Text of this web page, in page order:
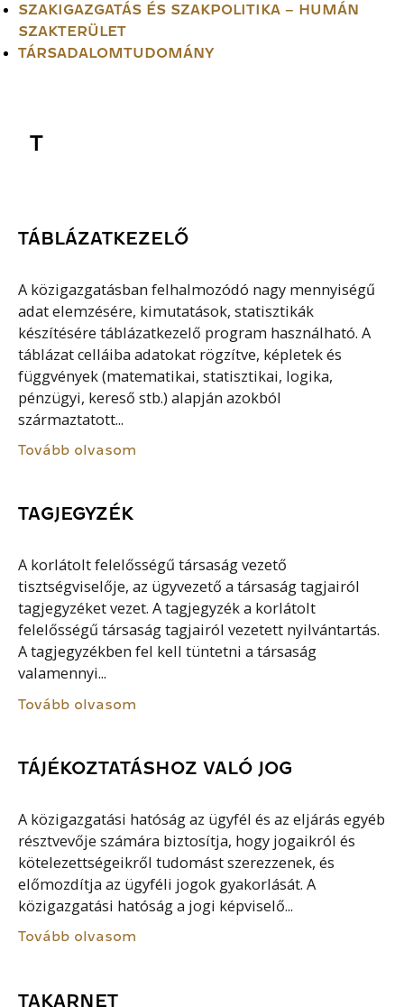
SZAKIGAZGATÁS ÉS SZAKPOLITIKA – HUMÁN
SZAKTERÜLET
TÁRSADALOMTUDOMÁNY
T
TÁBLÁZATKEZELŐ
A közigazgatásban felhalmozódó nagy mennyiségű
adat elemzésére, kimutatások, statisztikák
készítésére táblázatkezelő program használható. A
táblázat celláiba adatokat rögzítve, képletek és
függvények (matematikai, statisztikai, logika,
pénzügyi, kereső stb.) alapján azokból
származtatott...
Tovább olvasom
TAGJEGYZÉK
A korlátolt felelősségű társaság vezető
tisztségviselője, az ügyvezető a társaság tagjairól
tagjegyzéket vezet. A tagjegyzék a korlátolt
felelősségű társaság tagjairól vezetett nyilvántartás.
A tagjegyzékben fel kell tüntetni a társaság
valamennyi...
Tovább olvasom
TÁJÉKOZTATÁSHOZ VALÓ JOG
A közigazgatási hatóság az ügyfél és az eljárás egyéb
résztvevője számára biztosítja, hogy jogaikról és
kötelezettségeikről tudomást szerezzenek, és
előmozdítja az ügyféli jogok gyakorlását. A
közigazgatási hatóság a jogi képviselő...
Tovább olvasom
TAKARNET